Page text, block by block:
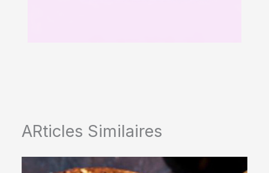
ARticles Similaires